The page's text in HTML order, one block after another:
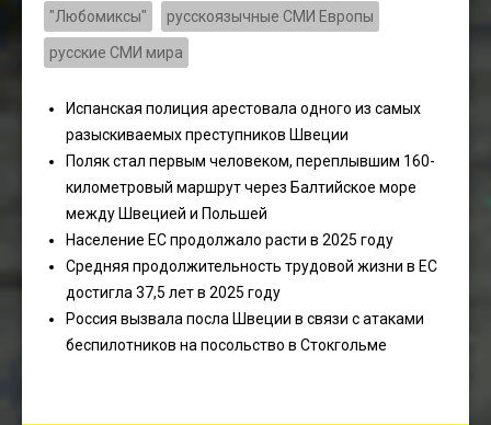
"Любомиксы" русскоязычные СМИ Европы
русские СМИ мира
Испанская полиция арестовала одного из самых
разыскиваемых преступников Швеции
Поляк стал первым человеком, переплывшим 160-
километровый маршрут через Балтийское море
между Швецией и Польшей
Население ЕС продолжало расти в 2025 году
Средняя продолжительность трудовой жизни в ЕС
достигла 37,5 лет в 2025 году
Россия вызвала посла Швеции в связи с атаками
беспилотников на посольство в Стокгольме